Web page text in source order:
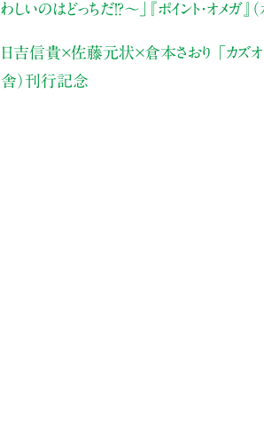
わしいのはどっちだ！？～」
『ポイント・オメ
日吉信貴×佐藤元状×倉本さおり 「カズ
舎）刊行記念